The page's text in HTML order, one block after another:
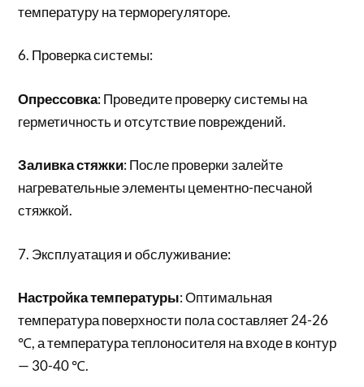
температуру на терморегуляторе.
6. Проверка системы:
Опрессовка: Проведите проверку системы на
герметичность и отсутствие повреждений.
Заливка стяжки: После проверки залейте
нагревательные элементы цементно-песчаной
стяжкой.
7. Эксплуатация и обслуживание:
Настройка температуры: Оптимальная
температура поверхности пола составляет 24-26
℃, а температура теплоносителя на входе в контур
— 30-40 ℃.